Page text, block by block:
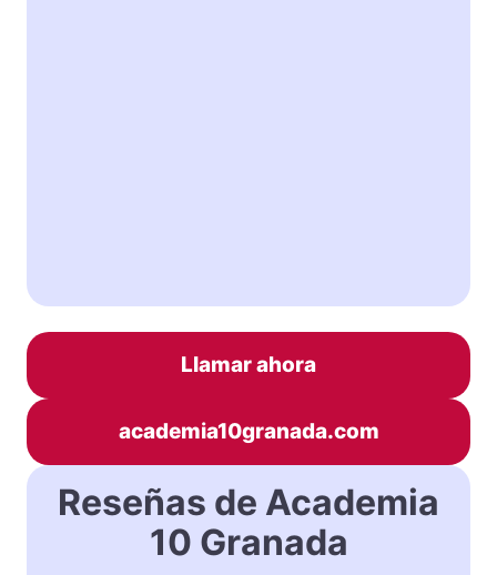
Llamar ahora
academia10granada.com
Reseñas de Academia
10 Granada